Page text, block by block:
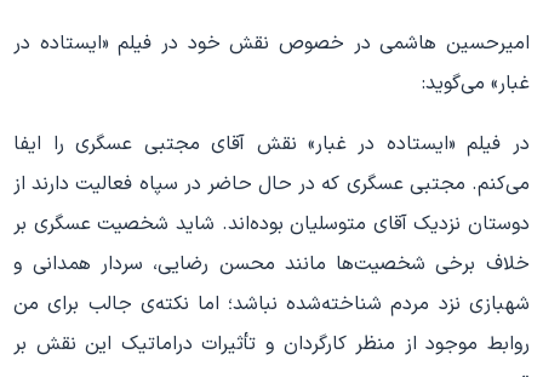
امیرحسین هاشمی در خصوص نقش خود در فیلم «ایستاده در
غبار» می‌گوید:
در فیلم «ایستاده در غبار» نقش آقای مجتبی عسگری را ایفا
می‌کنم. مجتبی عسگری که در حال حاضر در سپاه فعالیت دارند از
دوستان نزدیک آقای متوسلیان بوده‌اند. شاید شخصیت عسگری بر
خلاف برخی شخصیت‌ها مانند محسن رضایی، سردار همدانی و
شهبازی نزد مردم شناخته‌شده نباشد؛ اما نکته‌ی جالب برای من
روابط موجود از منظر کارگردان و تأثیرات دراماتیک این نقش بر